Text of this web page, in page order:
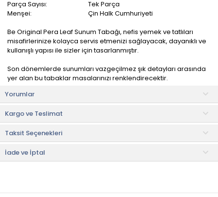
Parça Sayısı:
Tek Parça
Menşei:
Çin Halk Cumhuriyeti
Be Original Pera Leaf Sunum Tabağı, nefis yemek ve tatlıları
misafirlerinize kolayca servis etmenizi sağlayacak, dayanıklı ve
kullanışlı yapısı ile sizler için tasarlanmıştır.
Son dönemlerde sunumları vazgeçilmez şık detayları arasında
yer alan bu tabaklar masalarınızı renklendirecektir.
Günümüz dünyasının hızla değişen trendlerine uygun olarak her
geçen gün sayısı hızla artan bu ürünlerimiz, sizler için güzel bir
hediye seçeneği olacaktır.
Kullanım ve Bakım Bilgileri
• Renkleri solmaz.
• Kolay temizlenir, mikrop barındırmaz.
• Bulaşık makinesinde 50°C'de yıkanabilir.
Yorumlar
Kargo ve Teslimat
Taksit Seçenekleri
İade ve İptal